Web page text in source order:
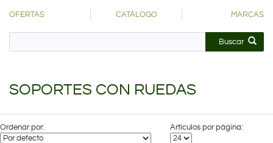
OFERTAS CATÁLOGO MARCAS
Buscar
SOPORTES CON RUEDAS
Ordenar por: Artículos por página: